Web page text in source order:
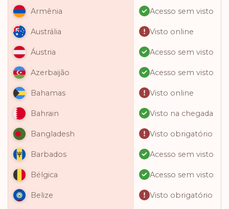
Armênia Acesso sem visto
Austrália Visto online
Áustria Acesso sem visto
Azerbaijão Acesso sem visto
Bahamas Visto online
Bahrain Visto na chegada
Bangladesh Visto obrigatório
Barbados Acesso sem visto
Bélgica Acesso sem visto
Belize Visto obrigatório